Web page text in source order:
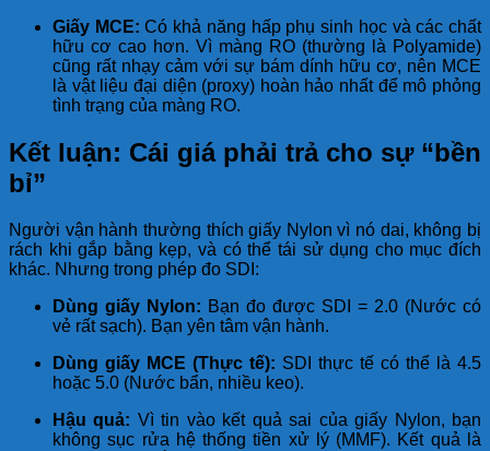
Giấy MCE: Có khả năng hấp phụ sinh học và các chất
hữu cơ cao hơn. Vì màng RO (thường là Polyamide)
cũng rất nhạy cảm với sự bám dính hữu cơ, nên MCE
là vật liệu đại diện (proxy) hoàn hảo nhất để mô phỏng
tình trạng của màng RO.
Kết luận: Cái giá phải trả cho sự “bền
bỉ”
Người vận hành thường thích giấy Nylon vì nó dai, không bị
rách khi gắp bằng kẹp, và có thể tái sử dụng cho mục đích
khác. Nhưng trong phép đo SDI:
Dùng giấy Nylon: Bạn đo được SDI = 2.0 (Nước có
vẻ rất sạch). Bạn yên tâm vận hành.
Dùng giấy MCE (Thực tế): SDI thực tế có thể là 4.5
hoặc 5.0 (Nước bẩn, nhiều keo).
Hậu quả: Vì tin vào kết quả sai của giấy Nylon, bạn
không sục rửa hệ thống tiền xử lý (MMF). Kết quả là